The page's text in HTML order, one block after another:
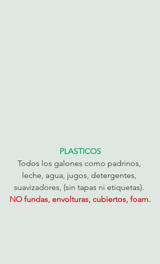
PLASTICOS
Todos los galones como padrinos,
leche, agua, jugos, detergentes,
suavizadores, (sin tapas ni etiquetas).
NO fundas, envolturas, cubiertos, foam.